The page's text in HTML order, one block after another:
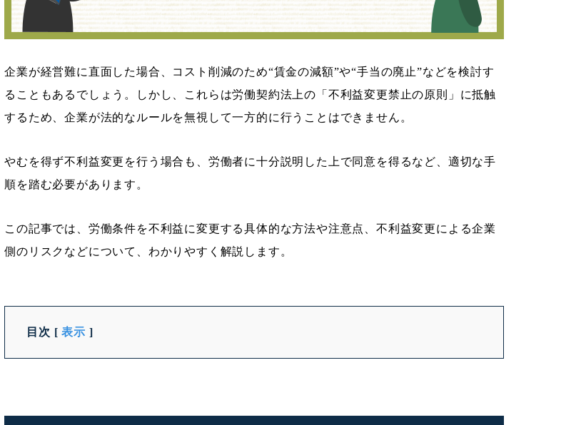
企業が経営難に直面した場合、コスト削減のため“賃金の減額”や“手当の廃止”などを検討す
ることもあるでしょう。しかし、これらは労働契約法上の「不利益変更禁止の原則」に抵触
するため、企業が法的なルールを無視して一方的に行うことはできません。
やむを得ず不利益変更を行う場合も、労働者に十分説明した上で同意を得るなど、適切な手
順を踏む必要があります。
この記事では、労働条件を不利益に変更する具体的な方法や注意点、不利益変更による企業
側のリスクなどについて、わかりやすく解説します。
目次 [ 表示 ]